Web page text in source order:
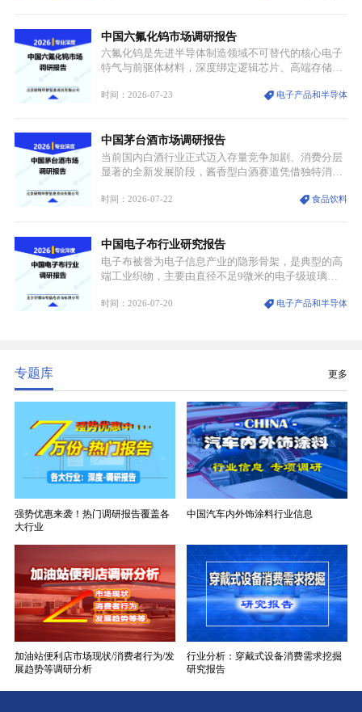
领域渗透”的战略体系，成为全球科技产业运转的刚
需资源。
中国六氟化钨市场调研报告
六氟化钨是先进半导体制造领域不可替代的核心电子
特气与前驱体材料，深度绑定逻辑芯片、高端存储芯
沉积（CVD）、原子层沉积（ALD）工艺专用前驱体
密制造流程。
时间：2026-07-23 电子产品和半导体
中国茅台酒市场调研报告
当前国内白酒行业正式迈入存量竞争加剧、消费分层
显著的全新发展阶段，酱香型白酒赛道凭借独特消费
道。贵州茅台凭借独一无二的核心产区壁垒、刚性产
业。
时间：2026-07-22 食品饮料
中国电子布行业研究报告
电子布被誉为电子信息产业的隐形骨架，是典型的高
端工业织物，主要由直径不足9微米的电子级玻璃纤
生产制造过程中不可或缺的核心基材。电子布具备高
时间：2026-07-20 电子产品和半导体
专题库 更多
强势优惠来袭！热门调研报告覆盖各
大行业
中国汽车内外饰涂料行业信息
加油站便利店市场现状/消费者行为/发
展趋势等调研分析
行业分析：穿戴式设备消费需求挖掘
研究报告